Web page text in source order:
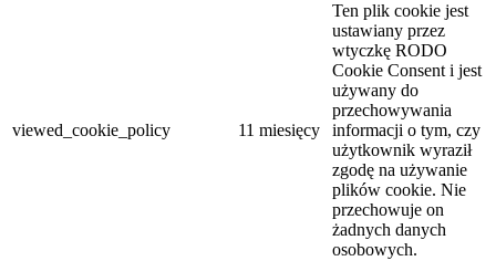
viewed_cookie_policy 11 miesięcy
Ten plik cookie jest
ustawiany przez
wtyczkę RODO
Cookie Consent i jest
używany do
przechowywania
informacji o tym, czy
użytkownik wyraził
zgodę na używanie
plików cookie. Nie
przechowuje on
żadnych danych
osobowych.